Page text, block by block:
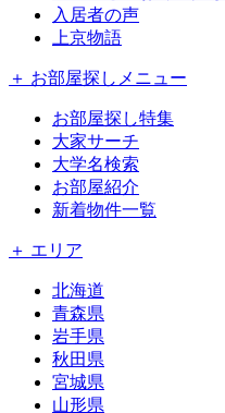
入居者の声
上京物語
＋ お部屋探しメニュー
お部屋探し特集
大家サーチ
大学名検索
お部屋紹介
新着物件一覧
＋ エリア
北海道
青森県
岩手県
秋田県
宮城県
山形県